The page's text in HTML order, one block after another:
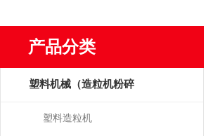
产品分类
塑料机械（造粒机粉碎
机）塑料造粒机